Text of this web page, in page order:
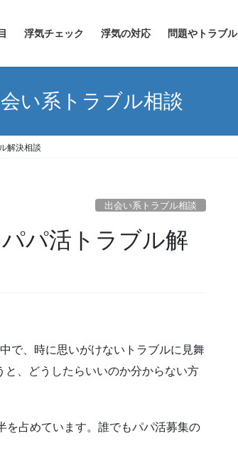
浮気チェック 浮気の対応 問題やトラブル
い系トラブル相談
解決相談
出会い系トラブル相談
パ活トラブル解
で、時に思いがけないトラブルに見舞
と、どうしたらいいのか分からない方
を占めています。誰でもパパ活募集の